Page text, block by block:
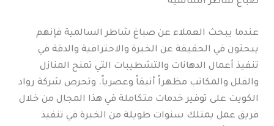
عندما يبحث العملاء عن صباغ شاطر السالمية فإنهم
يبحثون في الحقيقة عن الخبرة والاحترافية والدقة في
تنفيذ أعمال الدهانات والتشطيبات التي تمنح المنازل
والفلل والمكاتب مظهراً أنيقاً وعصرياً. وتحرص شركة رواد
الكويت على توفير خدمات متكاملة في هذا المجال من خلال
فريق عمل يمتلك سنوات طويلة من الخبرة في تنفيذ